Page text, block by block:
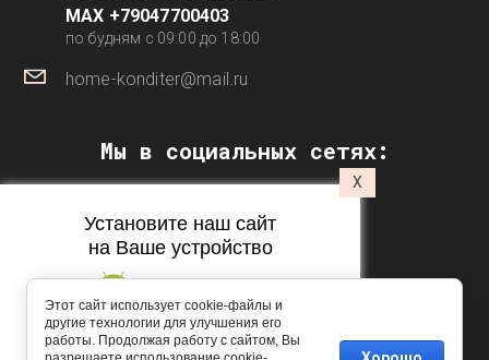
MAX +79047700403
по будням с 09:00 до 18:00
home-konditer@mail.ru
Мы в социальных сетях:
X
Установите наш сайт
на Ваше устройство
Подпишитесь на рассылку
Этот сайт использует cookie-файлы и
другие технологии для улучшения его
работы. Продолжая работу с сайтом, Вы